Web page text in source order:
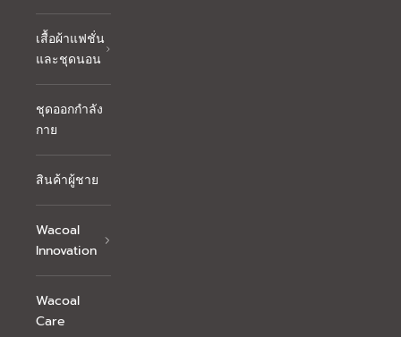
เสื้อผ้าแฟชั่น
และชุดนอน
ชุดออกกำลัง
กาย
สินค้าผู้ชาย
Wacoal
Innovation
Wacoal
Care